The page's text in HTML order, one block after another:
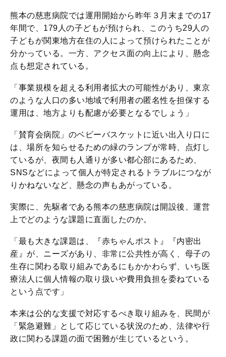
熊本の慈恵病院では運用開始から昨年３月末までの17
年間で、179人の子どもが預けられ、このうち29人の
子どもが関東地方在住の人によって預けられたことが
分かっている。一方、アクセス面の向上により、懸念
点も想定されている。
「事業規模を超える利用者拡大の可能性があり、東京
のような人口の多い地域で利用者の匿名性を担保する
運用は、地方よりも配慮が必要となるでしょう」
「賛育会病院」のベビーバスケットに近い出入り口に
は、場所を知らせるための緑のランプが常時、点灯し
ているが、夜間も人通りが多い都心部にあるため、
SNSなどによって個人が特定されるトラブルにつなが
りかねないなど、懸念の声もあがっている。
実際に、先駆者である熊本の慈恵病院は開設後、運営
上でどのような課題に直面したのか。
「最も大きな課題は、『赤ちゃんポスト』『内密出
産』が、ニーズがあり、非常に公共性が高く、母子の
生存に関わる取り組みであるにもかかわらず、いち医
療法人に個人情報の取り扱いや費用負担を委ねている
という点です」
本来は公的な支援で対応するべき取り組みを、民間が
「緊急避難」として応じている状況のため、法律や行
政に関わる課題の面で困難が生じているという。